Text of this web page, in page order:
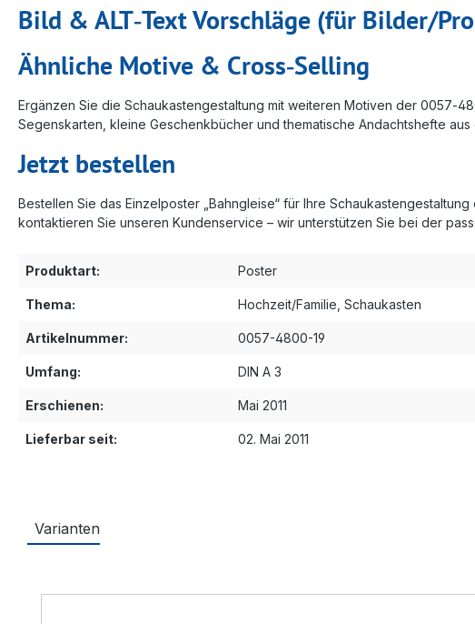
Bild & ALT‑Text Vorschläge (für Bilder/
Ähnliche Motive & Cross‑Selling
Ergänzen Sie die Schaukastengestaltung mit weiteren Motiven der
Segenskarten, kleine Geschenkbücher und thematische Andachtshefte aus
Jetzt bestellen
Bestellen Sie das Einzelposter „Bahngleise“ für Ihre
kontaktieren Sie unseren Kundenservice – wir unterstützen Sie bei der
Produktart: Poster
Thema: Hochzeit/Familie , Schaukasten
Artikelnummer: 0057-4800-19
Umfang: DIN A 3
Erschienen: Mai 2011
Lieferbar seit: 02. Mai 2011
Varianten